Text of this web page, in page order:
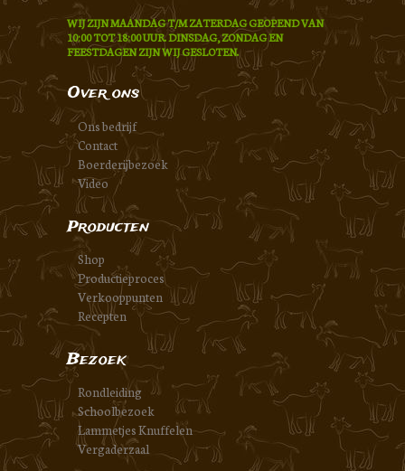
WIJ ZIJN MAANDAG T/M ZATERDAG GEOPEND VAN
10:00 TOT 18:00 UUR. DINSDAG, ZONDAG EN
FEESTDAGEN ZIJN WIJ GESLOTEN.
Over ons
Ons bedrijf
Contact
Boerderijbezoek
Video
Producten
Shop
Productieproces
Verkooppunten
Recepten
Bezoek
Rondleiding
Schoolbezoek
Lammetjes Knuffelen
Vergaderzaal